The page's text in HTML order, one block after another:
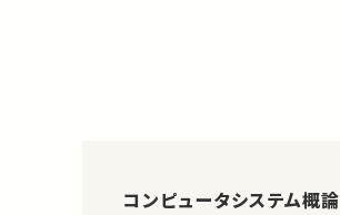
コンピュータシステム概論